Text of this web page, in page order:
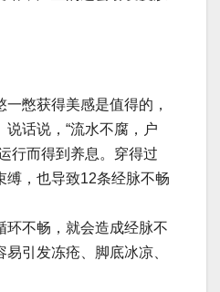
憋获得美感是值得的，
话说，“流水不腐，户
行而得到养息。穿得过
缚，也导致12条经脉不畅
环不畅，就会造成经脉不
引发冻疮、脚底冰凉、